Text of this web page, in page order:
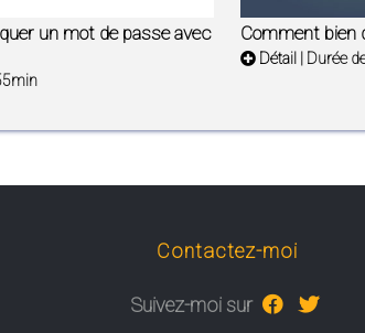
un mot de passe avec
Comment bien
Détail | Durée
Contactez-moi
Suivez-moi sur